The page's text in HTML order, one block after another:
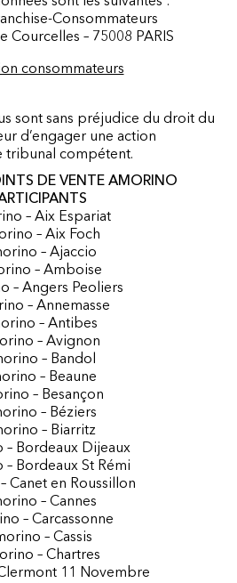
Consommateurs
Courcelles – 75008 PARIS
consommateurs
sont sans préjudice du droit du
d’engager une action
tribunal compétent.
DE VENTE AMORINO
– Aix Espariat
– Aix Foch
– Ajaccio
– Amboise
– Angers Peoliers
– Annemasse
– Antibes
– Avignon
– Bandol
– Beaune
– Besançon
– Béziers
– Biarritz
– Bordeaux Dijeaux
Bordeaux St Rémi
Canet en Roussillon
– Cannes
– Carcassonne
– Cassis
– Chartres
11 Novembre